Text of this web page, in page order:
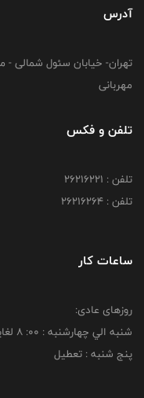
آدرس
تهران- خیابان سئول شمالی -
مهربانی
تلفن و فکس
تلفن : 26216221
تلفن : 26216264
ساعات کار
روزهای عادی:
شنبه الي چهارشنبه : 00: 8 لغايت 16:00
پنج شنبه : تعطیل